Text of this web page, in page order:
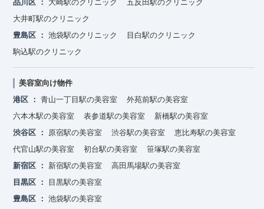
品川区
大崎駅のクリニック
五反田駅のクリニック
大井町駅のクリニック
豊島区
池袋駅のクリニック
目白駅のクリニック
駒込駅のクリニック
美容室向け物件
港区
青山一丁目駅の美容室
外苑前駅の美容室
六本木駅の美容室
表参道駅の美容室
新橋駅の美容室
渋谷区
原宿駅の美容室 渋谷駅の美容室
恵比寿駅の美容室
代官山駅の美容室
初台駅の美容室
笹塚駅の美容室
新宿区
新宿駅の美容室
高田馬場駅の美容室
目黒区
目黒駅の美容室
豊島区
池袋駅の美容室